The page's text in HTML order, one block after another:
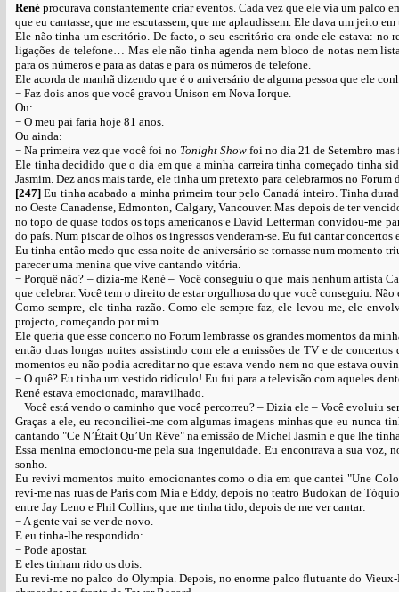
René procurava constantemente criar eventos. Cada vez que ele via um palco
que eu cantasse, que me escutassem, que me aplaudissem. Ele dava um jeito
Ele não tinha um escritório. De facto, o seu escritório era onde ele estava: no
ligações de telefone… Mas ele não tinha agenda nem bloco de notas nem
para os números e para as datas e para os números de telefone.
Ele acorda de manhã dizendo que é o aniversário de alguma pessoa que ele
− Faz dois anos que você gravou Unison em Nova Iorque.
Ou:
− O meu pai faria hoje 81 anos.
Ou ainda:
− Na primeira vez que você foi no Tonight Show foi no dia 21 de Setembro
Ele tinha decidido que o dia em que a minha carreira tinha começado tinha
Jasmim. Dez anos mais tarde, ele tinha um pretexto para celebrarmos no Forum
[247]Eu tinha acabado a minha primeira tour pelo Canadá inteiro. Tinha
no Oeste Canadense, Edmonton, Calgary, Vancouver. Mas depois de ter
no topo de quase todos os tops americanos e David Letterman convidou-me
do país. Num piscar de olhos os ingressos venderam-se. Eu fui cantar concertos
Eu tinha então medo que essa noite de aniversário se tornasse num momento
parecer uma menina que vive cantando vitória.
− Porquê não? – dizia-me René – Você conseguiu o que mais nenhum artista
que celebrar. Você tem o direito de estar orgulhosa do que você conseguiu.
Como sempre, ele tinha razão. Como ele sempre faz, ele levou-me, ele
projecto, começando por mim.
Ele queria que esse concerto no Forum lembrasse os grandes momentos da
então duas longas noites assistindo com ele a emissões de TV e de
momentos eu não podia acreditar no que estava vendo nem no que estava
− O quê? Eu tinha um vestido ridículo! Eu fui para a televisão com aqueles
René estava emocionado, maravilhado.
− Você está vendo o caminho que você percorreu? – Dizia ele – Você evoluiu
Graças a ele, eu reconciliei-me com algumas imagens minhas que eu nunca
cantando "Ce N’Était Qu’Un Rêve" na emissão de Michel Jasmin e que lhe
Essa menina emocionou-me pela sua ingenuidade. Eu encontrava a sua voz,
sonho.
Eu revivi momentos muito emocionantes como o dia em que cantei "Une
revi-me nas ruas de Paris com Mia e Eddy, depois no teatro Budokan de
entre Jay Leno e Phil Collins, que me tinha tido, depois de me ver cantar:
− A gente vai-se ver de novo.
E eu tinha-lhe respondido:
− Pode apostar.
E eles tinham rido os dois.
Eu revi-me no palco do Olympia. Depois, no enorme palco flutuante do